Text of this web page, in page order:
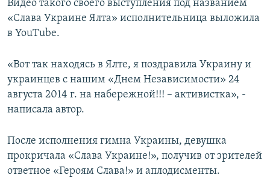
ELIFBE
Все сайты RFE/RL
Видео такого своего выступления под названием
«Слава Украине Ялта» исполнительница выложила
в YouTube.
«Вот так находясь в Ялте, я поздравила Украину и
украинцев с нашим «Днем Независимости» 24
августа 2014 г. на набережной!!! – активистка», ‑
написала автор.
После исполнения гимна Украины, девушка
прокричала «Слава Украине!», получив от зрителей
ответное «Героям Слава!» и аплодисменты.